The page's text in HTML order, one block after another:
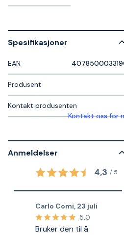
Spesifikasjoner
EAN
Produsent
Kontakt produsenten
Kontakt oss for
Anmeldelser
4,3 / 5
Carlo Comi, 23 juli
5,0
Bruker den til å